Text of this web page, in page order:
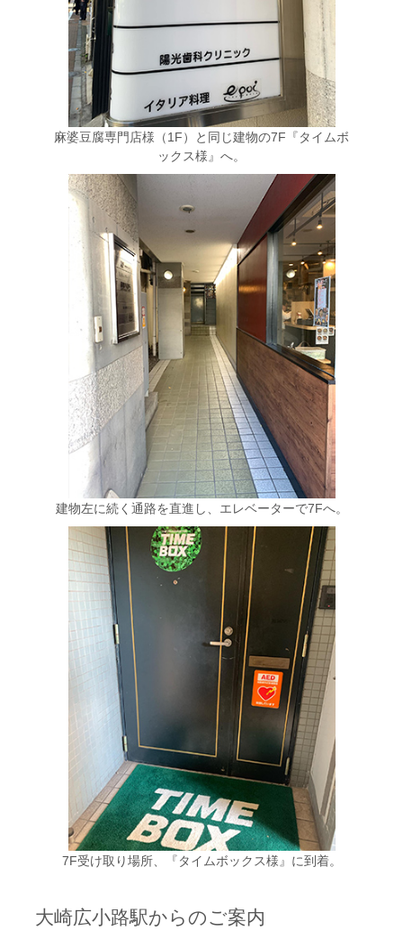
麻婆豆腐専門店様（1F）と同じ建物の7F『タイムボ
ックス様』へ。
建物左に続く通路を直進し、エレベーターで7Fへ。
7F受け取り場所、『タイムボックス様』に到着。
大崎広小路駅からのご案内